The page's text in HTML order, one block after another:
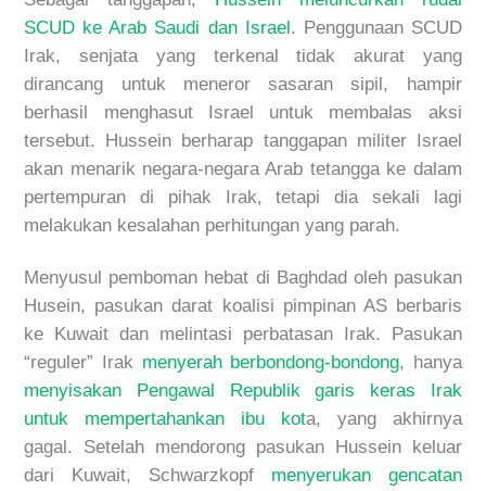
SCUD ke Arab Saudi dan Israel. Penggunaan SCUD
Irak, senjata yang terkenal tidak akurat yang
dirancang untuk meneror sasaran sipil, hampir
berhasil menghasut Israel untuk membalas aksi
tersebut. Hussein berharap tanggapan militer Israel
akan menarik negara-negara Arab tetangga ke dalam
pertempuran di pihak Irak, tetapi dia sekali lagi
melakukan kesalahan perhitungan yang parah.
Menyusul pemboman hebat di Baghdad oleh pasukan
Husein, pasukan darat koalisi pimpinan AS berbaris
ke Kuwait dan melintasi perbatasan Irak. Pasukan
“reguler” Irak menyerah berbondong-bondong, hanya
menyisakan Pengawal Republik garis keras Irak
untuk mempertahankan ibu kota, yang akhirnya
gagal. Setelah mendorong pasukan Hussein keluar
dari Kuwait, Schwarzkopf menyerukan gencatan